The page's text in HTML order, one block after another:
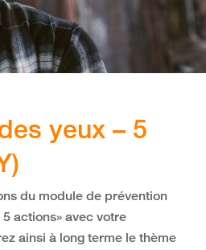
yeux – 5
du module de prévention
actions» avec votre
ainsi à long terme le thème